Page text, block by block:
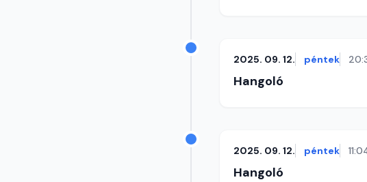
2025. 09. 12. péntek
Hangoló
2025. 09. 12. péntek
Hangoló